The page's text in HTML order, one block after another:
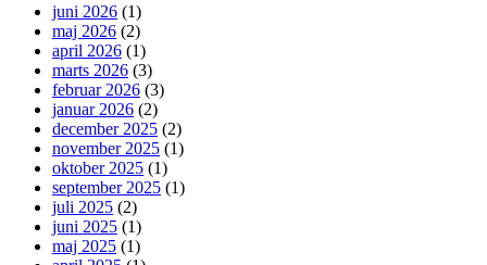
juni 2026 (1)
maj 2026 (2)
april 2026 (1)
marts 2026 (3)
februar 2026 (3)
januar 2026 (2)
december 2025 (2)
november 2025 (1)
oktober 2025 (1)
september 2025 (1)
juli 2025 (2)
juni 2025 (1)
maj 2025 (1)